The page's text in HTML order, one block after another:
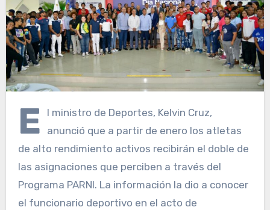
E
l ministro de Deportes, Kelvin Cruz,
anunció que a partir de enero los atletas
de alto rendimiento activos recibirán el doble de
las asignaciones que perciben a través del
Programa PARNI. La información la dio a conocer
el funcionario deportivo en el acto de